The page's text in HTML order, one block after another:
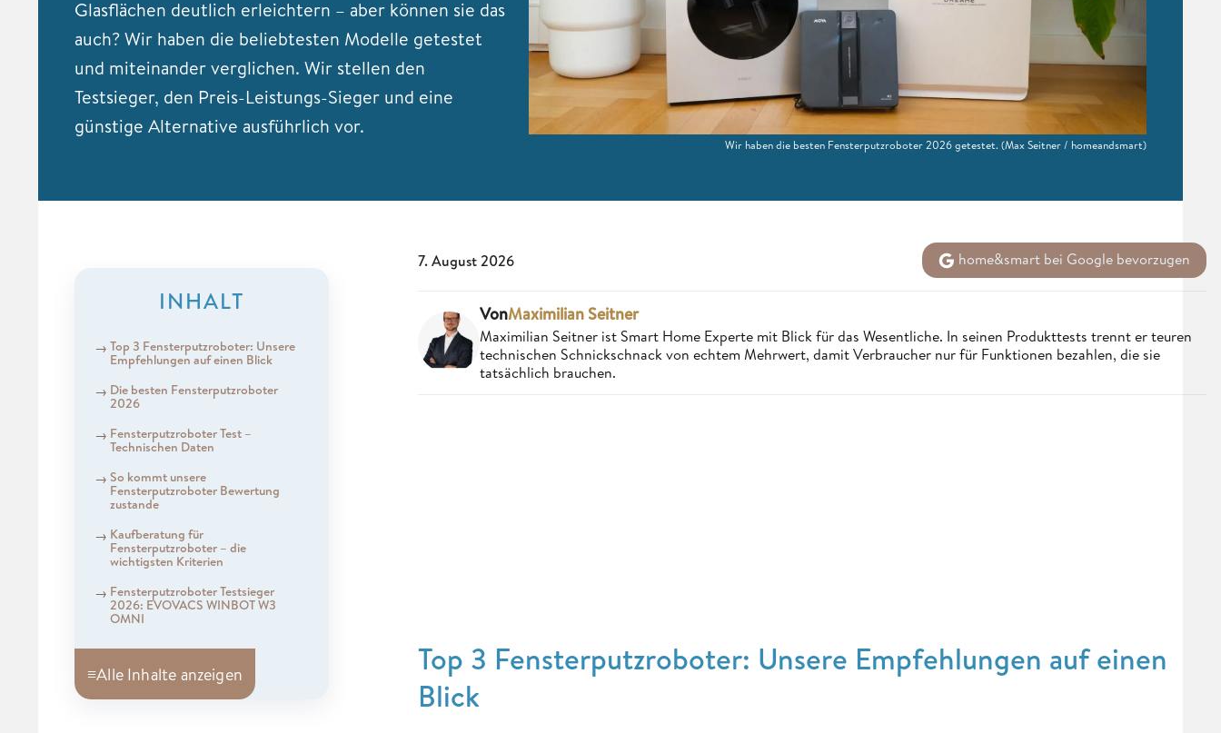
Glasflächen deutlich erleichtern – aber können sie das
auch? Wir haben die beliebtesten Modelle getestet
und miteinander verglichen. Wir stellen den
Testsieger, den Preis-Leistungs-Sieger und eine
günstige Alternative ausführlich vor.
Wir haben die besten Fensterputzroboter 2026 getestet.(Max Seitner / homeandsmart)
INHALT
Top 3 Fensterputzroboter: Unsere
Empfehlungen auf einen Blick
Die besten Fensterputzroboter
2026
Fensterputzroboter Test –
Technischen Daten
So kommt unsere
Fensterputzroboter Bewertung
zustande
Kaufberatung für
Fensterputzroboter – die
wichtigsten Kriterien
Fensterputzroboter Testsieger
2026: EVOVACS WINBOT W3
OMNI
≡Alle Inhalte anzeigen
7. August 2026 home&smart bei Google bevorzugen
VonMaximilian Seitner
Maximilian Seitner ist Smart Home Experte mit Blick für das Wesentliche. In seinen Produkttests trennt er teuren
technischen Schnickschnack von echtem Mehrwert, damit Verbraucher nur für Funktionen bezahlen, die sie
tatsächlich brauchen.
Top 3 Fensterputzroboter: Unsere Empfehlungen auf einen
Blick